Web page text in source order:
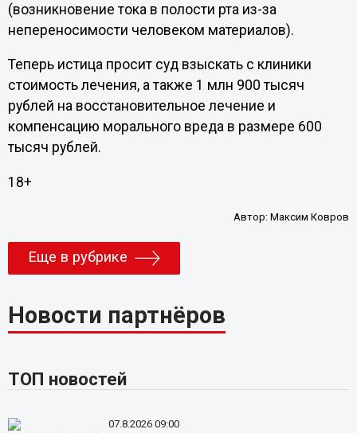
(возникновение тока в полости рта из-за
непереносимости человеком материалов).
Теперь истица просит суд взыскать с клиники
стоимость лечения, а также 1 млн 900 тысяч
рублей на восстановительное лечение и
компенсацию морального вреда в размере 600
тысяч рублей.
18+
Автор:Максим Ковров
Еще в рубрике
Новости партнёров
ТОП новостей
07.8.2026 09:00